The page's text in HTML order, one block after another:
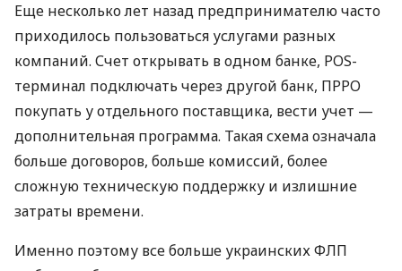
Еще несколько лет назад предпринимателю часто
приходилось пользоваться услугами разных
компаний. Счет открывать в одном банке, POS-
терминал подключать через другой банк, ПРРО
покупать у отдельного поставщика, вести учет —
дополнительная программа. Такая схема означала
больше договоров, больше комиссий, более
сложную техническую поддержку и излишние
затраты времени.
Именно поэтому все больше украинских ФЛП